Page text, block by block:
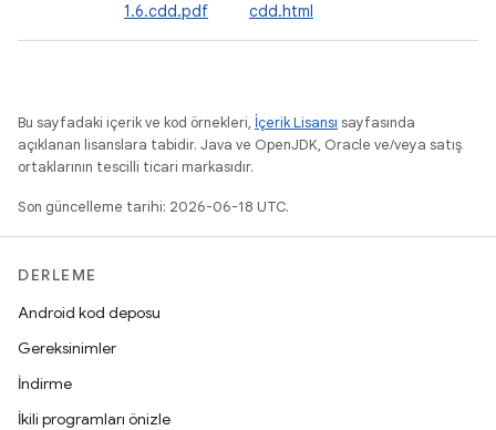
1.6.cdd.pdf
cdd.html
Bu sayfadaki içerik ve kod örnekleri, İçerik Lisansı sayfasında
açıklanan lisanslara tabidir. Java ve OpenJDK, Oracle ve/veya satış
ortaklarının tescilli ticari markasıdır.
Son güncelleme tarihi: 2026-06-18 UTC.
DERLEME
Android kod deposu
Gereksinimler
İndirme
İkili programları önizle